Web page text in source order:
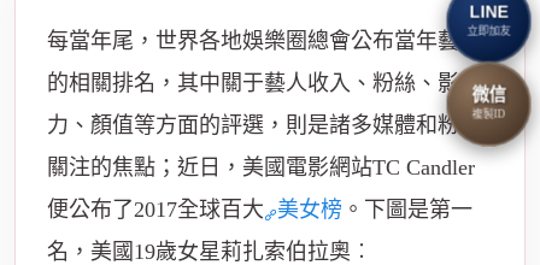
每當年尾，世界各地娛樂圈總會公布當年藝人
的相關排名，其中關于藝人收入、粉絲、影響
力、顏值等方面的評選，則是諸多媒體和粉絲
關注的焦點；近日，美國電影網站TC Candler
便公布了2017全球百大
美女榜 。下圖是第一
名，美國19歲女星莉扎索伯拉奧︰
LINE
立即加友
微信
複製ID